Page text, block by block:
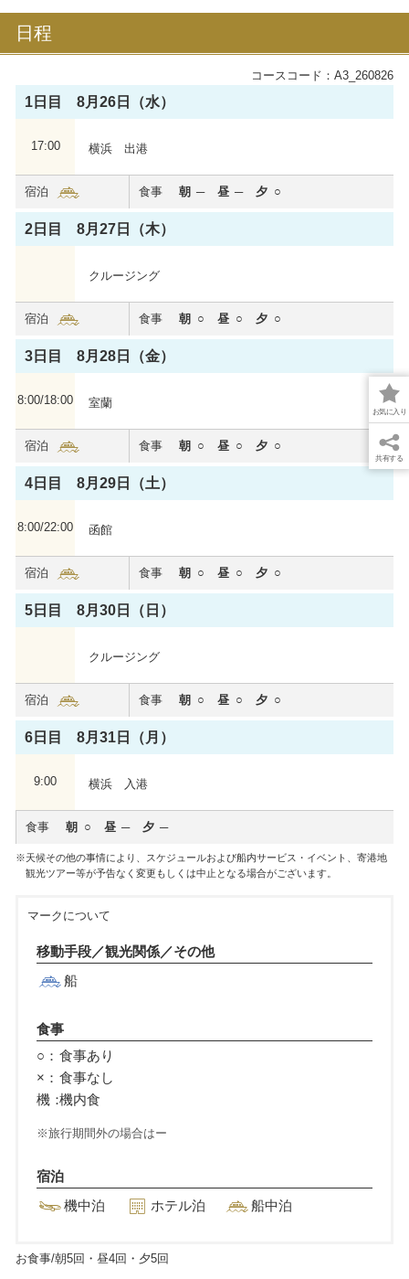
お気に入り
共有する
飛鳥Ⅲ
これぞ世界に誇る新たな日本の客船。全室バルコニー
付き、6つのダイニングなど、お一人おひとりに“最幸
心からくつろいでいただける居住性を重視した船内で
特別な洋上体験をお届けいたします。
日程
コースコード：A3_260826
1日目 8月26日（水）
17:00 横浜 出港
宿泊 食事 朝 昼 夕
2日目 8月27日（木）
クルージング
宿泊 食事 朝 昼 夕
3日目 8月28日（金）
8:00/18:00 室蘭
宿泊 食事 朝 昼 夕
4日目 8月29日（土）
8:00/22:00 函館
宿泊 食事 朝 昼 夕
5日目 8月30日（日）
クルージング
宿泊 食事 朝 昼 夕
6日目 8月31日（月）
9:00 横浜 入港
食事 朝 昼 夕
天候その他の事情により、スケジュールおよび船内サービス・イベント、寄港地
観光ツアー等が予告なく変更もしくは中止となる場合がございます。
マークについて
移動手段／観光関係／その他
船
食事
○： 食事あり
×： 食事なし
機：機内食
旅行期間外の場合はー
宿泊
機中泊
ホテル泊 船中泊
お食事/朝5回・昼4回・夕5回